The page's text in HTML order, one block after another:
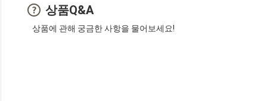
상품Q&A
상품에 관해 궁금한 사항을 물어보세요!